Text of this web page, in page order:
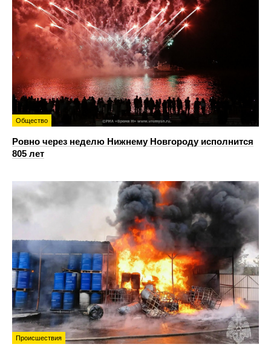
Общество
Ровно через неделю Нижнему Новгороду исполнится
805 лет
Происшествия